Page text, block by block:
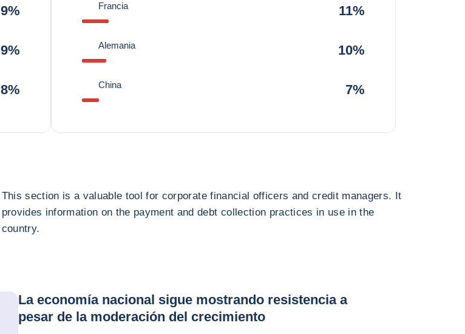
9%
9%
8%
Francia 11%
Alemania 10%
China 7%
This section is a valuable tool for corporate financial officers and credit managers. It
provides information on the payment and debt collection practices in use in the
country.
La economía nacional sigue mostrando resistencia a
pesar de la moderación del crecimiento